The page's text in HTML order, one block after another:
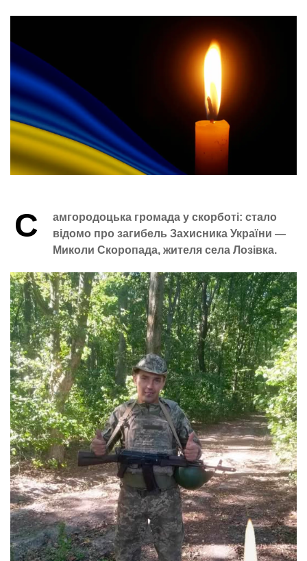
С
амгородоцька громада у скорботі: стало
відомо про загибель Захисника України —
Миколи Скоропада, жителя села Лозівка.